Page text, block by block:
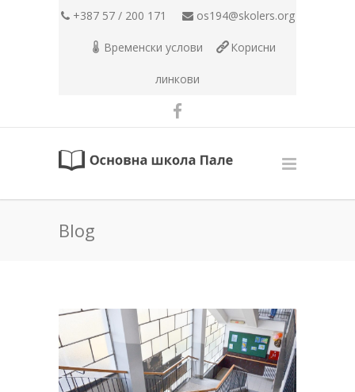
+387 57 / 200 171 os194@skolers.org
Временски услови Корисни
линкови
Blog